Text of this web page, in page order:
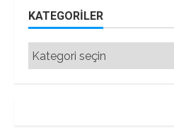
KATEGORILER
Kategoriler